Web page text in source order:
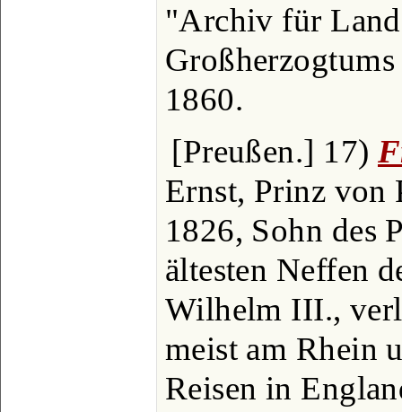
"Archiv für
1860.
[Preußen.] 17)
Ernst, Prinz von
1826, Sohn des
ältesten Neffen
Wilhelm III.,
meist am Rhein
Reisen in